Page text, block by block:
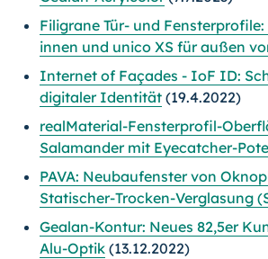
Filigrane Tür- und
innen und unico XS für außen
Internet of Façades - IoF ID:
digitaler Identität (19.4.2022)
realMaterial-Fensterprofil-
Salamander mit Eyecatcher-
PAVA: Neubaufenster von
Statischer-Trocken-Verglasung
Gealan-Kontur: Neues 82,5er
Alu-Optik (13.12.2022)